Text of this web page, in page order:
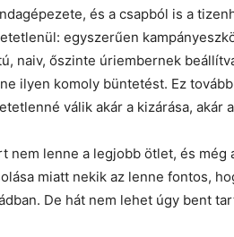
és a csapból is a
egyszerűen
naiv, őszinte úriembernek
ilyen komoly büntetést. Ez
válik akár a kizárása, akár
nem lenne a legjobb ötlet, és
miatt nekik az lenne fontos,
De hát nem lehet úgy bent